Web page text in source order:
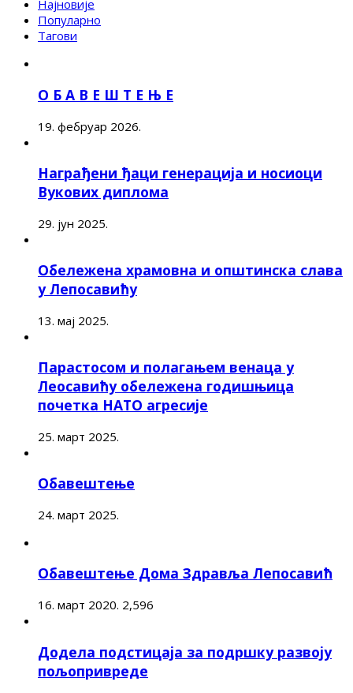
Најновије
Популарно
Тагови
О Б А В Е Ш Т Е Њ Е
19. фебруар 2026.
Награђени ђаци генерација и носиоци
Вукових диплома
29. јун 2025.
Обележена храмовна и општинска слава
у Лепосавићу
13. мај 2025.
Парастосом и полагањем венаца у
Леосавићу обележена годишњица
почетка НАТО агресије
25. март 2025.
Обавештење
24. март 2025.
Обавештење Дома Здравља Лепосавић
16. март 2020. 2,596
Додела подстицаја за подршку развоју
пољопривреде